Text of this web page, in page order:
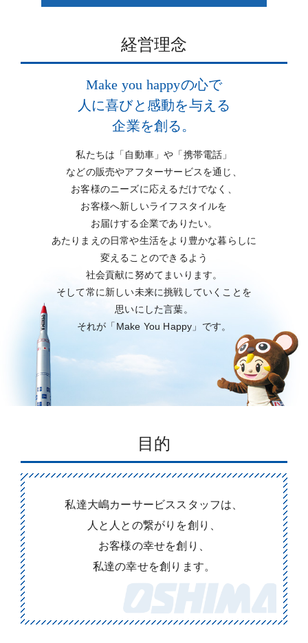
経営理念
Make you happyの心で
人に喜びと感動を与える
企業を創る。
私たちは「自動車」や「携帯電話」
などの販売やアフターサービスを通じ、
お客様のニーズに応えるだけでなく、
お客様へ新しいライフスタイルを
お届けする企業でありたい。
あたりまえの日常や生活をより豊かな暮らしに
変えることのできるよう
社会貢献に努めてまいります。
そして常に新しい未来に挑戦していくことを
思いにした言葉。
それが「Make You Happy」です。
目的
私達大嶋カーサービススタッフは、
人と人との繋がりを創り、
お客様の幸せを創り、
私達の幸せを創ります。